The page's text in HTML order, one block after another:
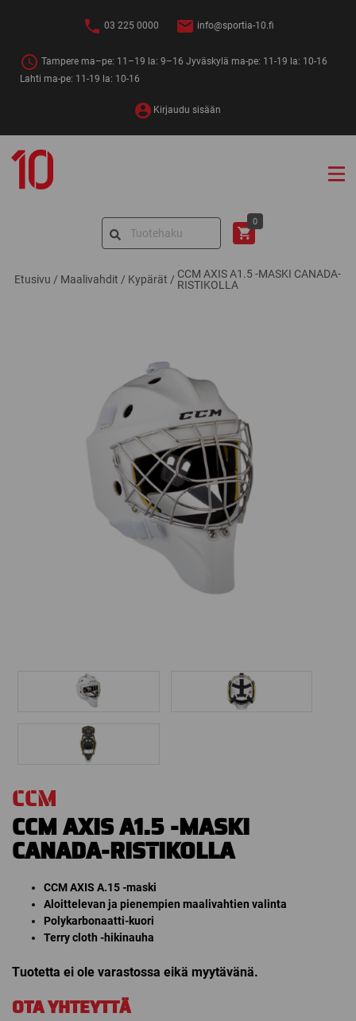
03 225 0000 info@sportia-10.fi
Tampere ma–pe: 11–19 la: 9–16 Jyväskylä ma-pe: 11-19 la: 10-16
Lahti ma-pe: 11-19 la: 10-16
Kirjaudu sisään
10
Search
0
Etusivu / Maalivahdit / Kypärät / CCM AXIS A1.5 -MASKI CANADA-
RISTIKOLLA
CCM
CCM AXIS A1.5 -MASKI
CANADA-RISTIKOLLA
CCM AXIS A.15 -maski
Aloittelevan ja pienempien maalivahtien valinta
Polykarbonaatti-kuori
Terry cloth -hikinauha
Tuotetta ei ole varastossa eikä myytävänä.
OTA YHTEYTTÄ